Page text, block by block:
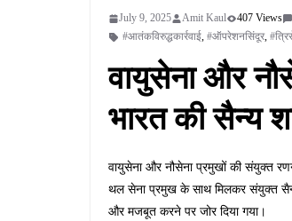
July 9, 2025 Amit Kaul 407 Views
#आतंकविरुद्धकार्रवाई, #ऑपरेशनसिंदूर,
वायुसेना और
भारत की सैन्य
वायुसेना और नौसेना प्रमुखों की संयुक्त
थल सेना प्रमुख के साथ मिलकर संयुक्त
और मजबूत करने पर जोर दिया गया।